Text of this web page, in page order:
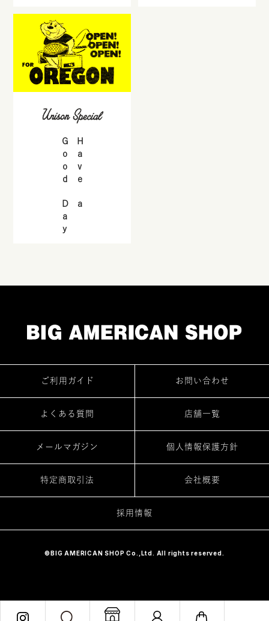
Have a
Good Day
ご利用ガイド お問い合わせ
よくある質問 店舗一覧
メールマガジン 個人情報保護方針
特定商取引法 会社概要
採用情報
©BIG AMERICAN SHOP Co.,Ltd. All rights reserved.